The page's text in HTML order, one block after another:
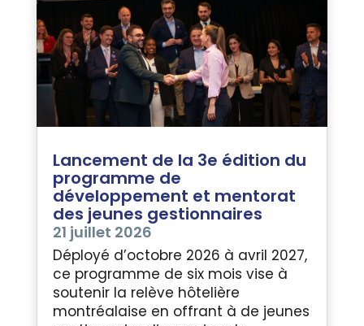
Lancement de la 3e édition du
programme de
développement et mentorat
des jeunes gestionnaires
21 juillet 2026
Déployé d’octobre 2026 à avril 2027,
ce programme de six mois vise à
soutenir la relève hôtelière
montréalaise en offrant à de jeunes